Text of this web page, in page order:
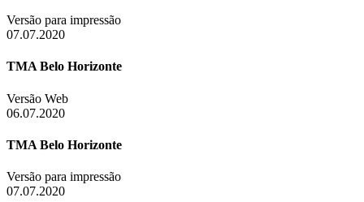
Versão para impressão
07.07.2020
TMA Belo Horizonte
Versão Web
06.07.2020
TMA Belo Horizonte
Versão para impressão
07.07.2020